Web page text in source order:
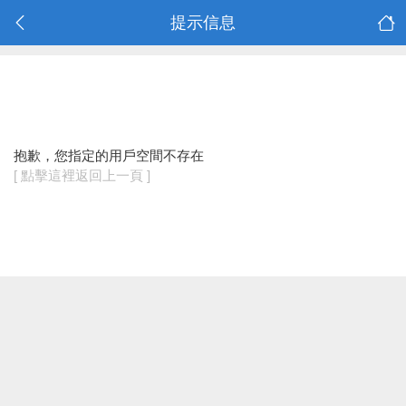
提示信息
抱歉，您指定的用戶空間不存在
[ 點擊這裡返回上一頁 ]